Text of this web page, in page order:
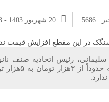
5686 20 شهریور 1403 - 12:53
گذشته